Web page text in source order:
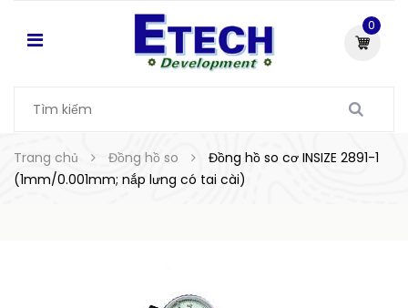
0
Trang chủ Đồng hồ so
Đồng hồ so cơ INSIZE 2891-1
(1mm/0.001mm; nắp lưng có tai cài)